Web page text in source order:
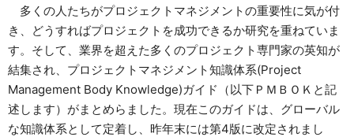
修了生の方へ
AIITポータル
アクセス
資料請求
お問い合わせ
多くの人たちがプロジェクトマネジメントの重要性に気が付
き、どうすればプロジェクトを成功できるか研究を重ねていま
す。そして、業界を超えた多くのプロジェクト専門家の英知が
結集され、プロジェクトマネジメント知識体系(Project
Management Body Knowledge)ガイド（以下ＰＭＢＯＫと記
述します）がまとめらました。現在このガイドは、グローバル
な知識体系として定着し、昨年末には第4版に改定されまし